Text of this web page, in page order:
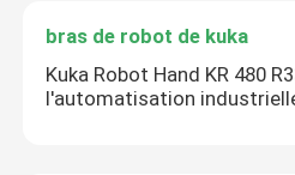
bras de robot de kuka
Kuka Robot Hand KR 480
l'automatisation